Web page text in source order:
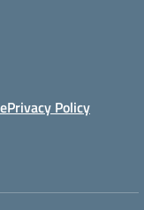
Privacy Policy